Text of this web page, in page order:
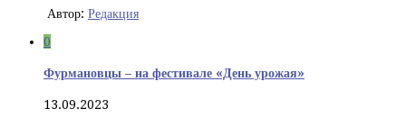
Автор: Редакция
0
Фурмановцы – на фестивале «День урожая»
13.09.2023